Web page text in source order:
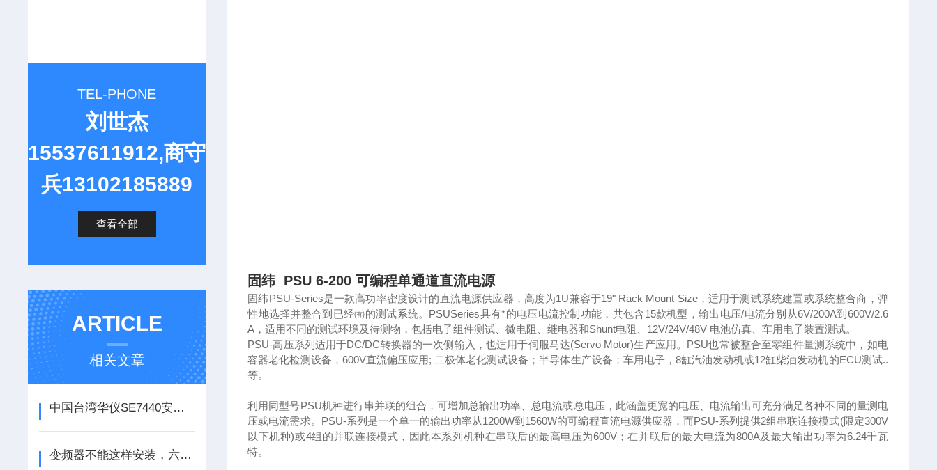
TEL-PHONE
刘世杰
15537611912,商守
兵13102185889
查看全部
ARTICLE
相关文章
中国台湾华仪SE7440安规测试仪的实用功能及安全
变频器不能这样安装，六大误区有以下几点
固纬 PSU 6-200 可编程单通道直流电源
固纬PSU-Series是一款高功率密度设计的直流电源供应器，高度为1U兼容于19" Rack Mount Size，适用于测试系统建置或系统整合商，弹
性地选择并整合到已经㈲的测试系统。PSUSeries具有*的电压电流控制功能，共包含15款机型，输出电压/电流分别从6V/200A到600V/2.6
A，适用不同的测试环境及待测物，包括电子组件测试、微电阻、继电器和Shunt电阻、12V/24V/48V 电池仿真、车用电子装置测试。
PSU-高压系列适用于DC/DC转换器的一次侧输入，也适用于伺服马达(Servo Motor)生产应用。PSU也常被整合至零组件量测系统中，如电
容器老化检测设备，600V直流偏压应用; 二极体老化测试设备；半导体生产设备；车用电子，8缸汽油发动机或12缸柴油发动机的ECU测试..
等。
利用同型号PSU机种进行串并联的组合，可增加总输出功率、总电流或总电压，此涵盖更宽的电压、电流输出可充分满足各种不同的量测电
压或电流需求。PSU-系列是一个单一的输出功率从1200W到1560W的可编程直流电源供应器，而PSU-系列提供2组串联连接模式(限定300V
以下机种)或4组的并联连接模式，因此本系列机种在串联后的最高电压为600V；在并联后的最大电流为800A及最大输出功率为6.24千瓦
特。